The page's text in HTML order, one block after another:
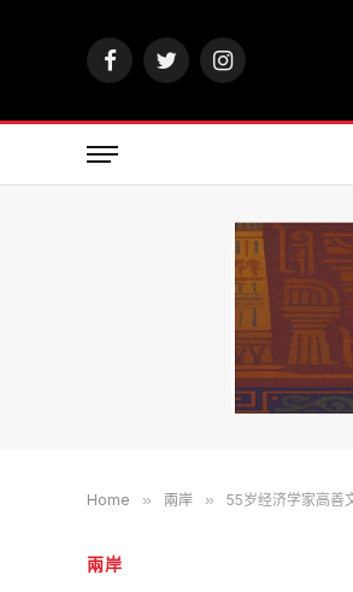
FacebookTwitterInstagram
Home » 兩岸 » 55岁经济学家高善
兩岸